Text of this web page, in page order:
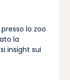
lo zoo
la
insight sui